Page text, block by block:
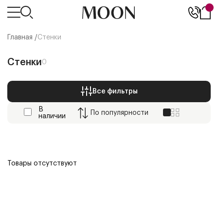
Главная /Стенки
Стенки0
Все фильтры
В
наличии
По популярности
Товары отсутствуют